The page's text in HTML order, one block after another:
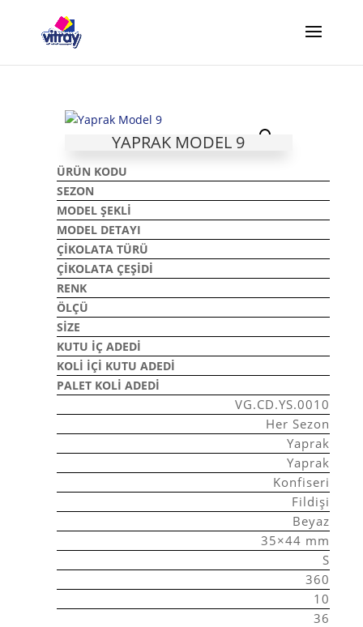
YAPRAK MODEL 9
ÜRÜN KODU
SEZON
MODEL ŞEKLI
MODEL DETAYI
ÇIKOLATA TÜRÜ
ÇIKOLATA ÇEŞIDI
RENK
ÖLÇÜ
SIZE
KUTU İÇ ADEDI
KOLI İÇI KUTU ADEDI
PALET KOLI ADEDI
VG.CD.YS.0010
Her Sezon
Yaprak
Yaprak
Konfiseri
Fildişi
Beyaz
35×44 mm
S
360
10
36